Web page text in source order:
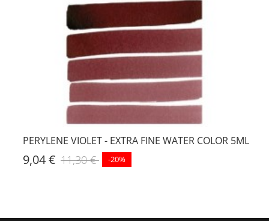
PERYLENE VIOLET - EXTRA FINE WATER COLOR 5ML
9,04 € 11,30 € -20%